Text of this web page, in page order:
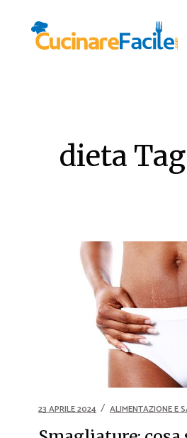
dieta Tag
23 APRILE 2024 ALIMENTAZIONE E